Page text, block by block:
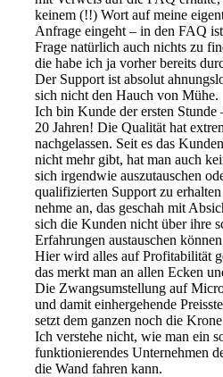
keinem (!!) Wort auf meine
Anfrage eingeht – in den FAQ
Frage natürlich auch nichts zu
die habe ich ja vorher bereits
Der Support ist absolut
sich nicht den Hauch von Mühe.
Ich bin Kunde der ersten Stunde
20 Jahren! Die Qualität hat
nachgelassen. Seit es das
nicht mehr gibt, hat man auch
sich irgendwie auszutauschen
qualifizierten Support zu
nehme an, das geschah mit
sich die Kunden nicht über ihre
Erfahrungen austauschen
Hier wird alles auf Profitabilität
das merkt man an allen Ecken
Die Zwangsumstellung auf
und damit einhergehende
setzt dem ganzen noch die
Ich verstehe nicht, wie man ein
funktionierendes Unternehmen
die Wand fahren kann.